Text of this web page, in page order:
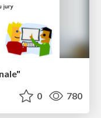
0 780